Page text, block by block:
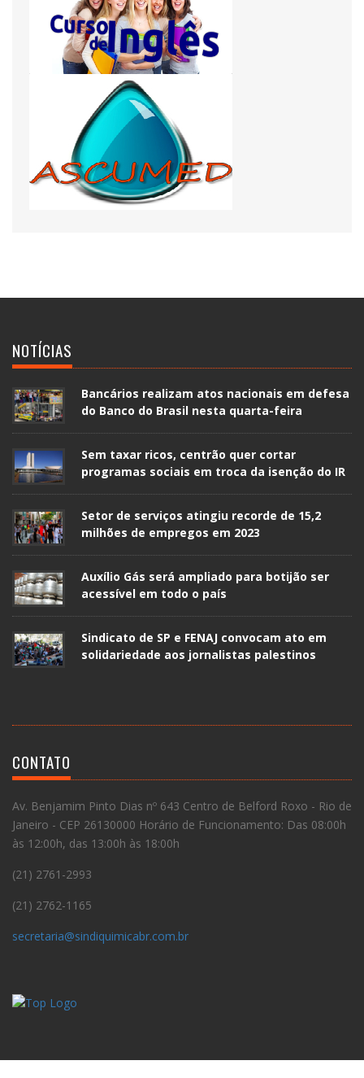
NOTÍCIAS
Bancários realizam atos nacionais em defesa
do Banco do Brasil nesta quarta-feira
Sem taxar ricos, centrão quer cortar
programas sociais em troca da isenção do IR
Setor de serviços atingiu recorde de 15,2
milhões de empregos em 2023
Auxílio Gás será ampliado para botijão ser
acessível em todo o país
Sindicato de SP e FENAJ convocam ato em
solidariedade aos jornalistas palestinos
CONTATO
Av. Benjamim Pinto Dias nº 643 Centro de Belford Roxo - Rio de
Janeiro - CEP 26130000 Horário de Funcionamento: Das 08:00h
às 12:00h, das 13:00h às 18:00h
(21) 2761-2993
(21) 2762-1165
secretaria@sindiquimicabr.com.br